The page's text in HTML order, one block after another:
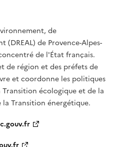
de
(DREAL) de Provence-Alpes-
de l'État français.
de région et des préfets de
et coordonne les politiques
écologique et de la
Transition énergétique.